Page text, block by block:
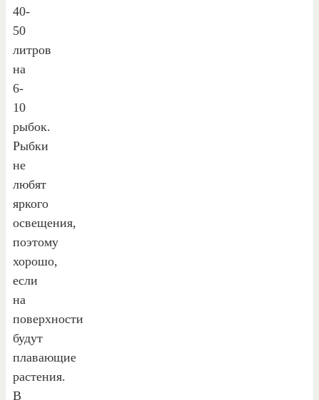
40-
50
литров
на
6-
10
рыбок.
Рыбки
не
любят
яркого
освещения,
поэтому
хорошо,
если
на
поверхности
будут
плавающие
растения.
В